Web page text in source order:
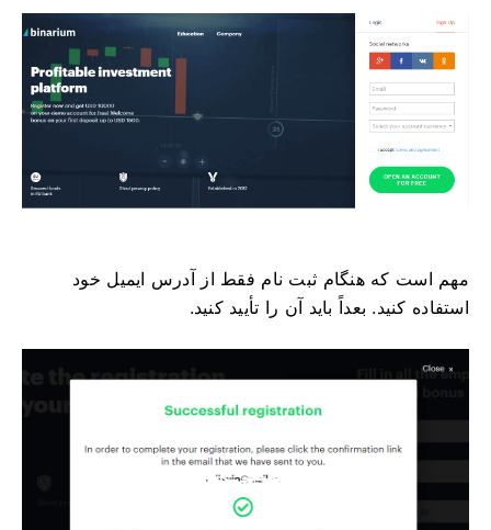
مهم است که هنگام ثبت نام فقط از آدرس ایمیل خود
استفاده کنید. بعداً باید آن را تأیید کنید.